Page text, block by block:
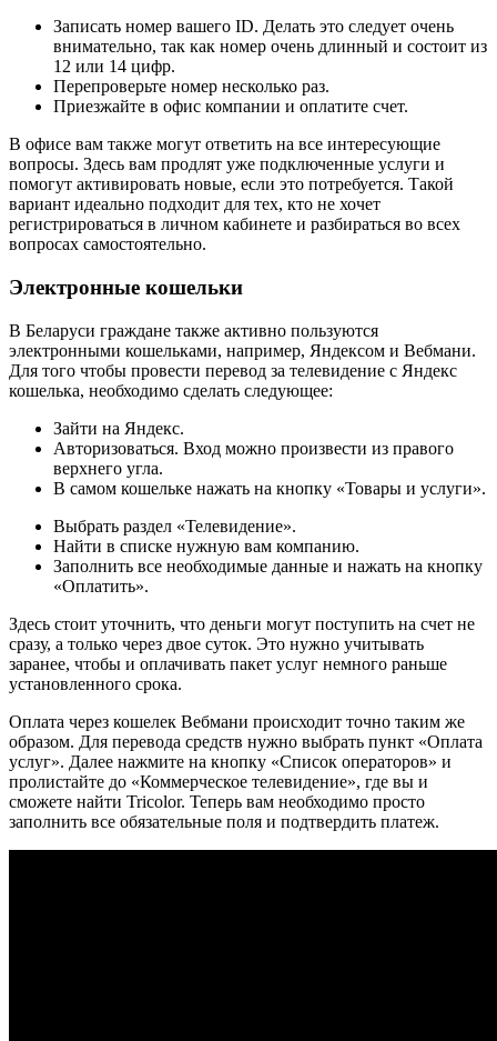
Записать номер вашего ID. Делать это следует очень
внимательно, так как номер очень длинный и состоит из
12 или 14 цифр.
Перепроверьте номер несколько раз.
Приезжайте в офис компании и оплатите счет.
В офисе вам также могут ответить на все интересующие
вопросы. Здесь вам продлят уже подключенные услуги и
помогут активировать новые, если это потребуется. Такой
вариант идеально подходит для тех, кто не хочет
регистрироваться в личном кабинете и разбираться во всех
вопросах самостоятельно.
Электронные кошельки
В Беларуси граждане также активно пользуются
электронными кошельками, например, Яндексом и Вебмани.
Для того чтобы провести перевод за телевидение с Яндекс
кошелька, необходимо сделать следующее:
Зайти на Яндекс.
Авторизоваться. Вход можно произвести из правого
верхнего угла.
В самом кошельке нажать на кнопку «Товары и услуги».
Выбрать раздел «Телевидение».
Найти в списке нужную вам компанию.
Заполнить все необходимые данные и нажать на кнопку
«Оплатить».
Здесь стоит уточнить, что деньги могут поступить на счет не
сразу, а только через двое суток. Это нужно учитывать
заранее, чтобы и оплачивать пакет услуг немного раньше
установленного срока.
Оплата через кошелек Вебмани происходит точно таким же
образом. Для перевода средств нужно выбрать пункт «Оплата
услуг». Далее нажмите на кнопку «Список операторов» и
пролистайте до «Коммерческое телевидение», где вы и
сможете найти Tricolor. Теперь вам необходимо просто
заполнить все обязательные поля и подтвердить платеж.